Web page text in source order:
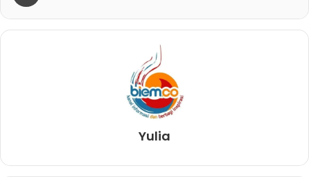
Yulia